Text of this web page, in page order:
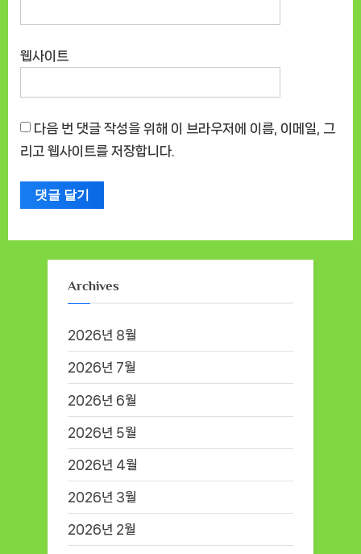
웹사이트
다음 번 댓글 작성을 위해 이 브라우저에 이름, 이메일, 그
리고 웹사이트를 저장합니다.
Archives
2026년 8월
2026년 7월
2026년 6월
2026년 5월
2026년 4월
2026년 3월
2026년 2월